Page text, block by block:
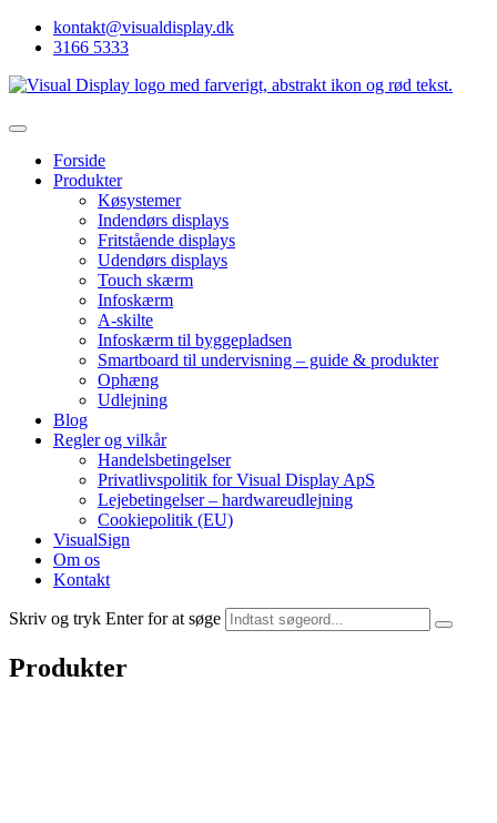
kontakt@visualdisplay.dk
3166 5333
Forside
Produkter
Køsystemer
Indendørs displays
Fritstående displays
Udendørs displays
Touch skærm
Infoskærm
A-skilte
Infoskærm til byggepladsen
Smartboard til undervisning – guide & produkter
Ophæng
Udlejning
Blog
Regler og vilkår
Handelsbetingelser
Privatlivspolitik for Visual Display ApS
Lejebetingelser – hardwareudlejning
Cookiepolitik (EU)
VisualSign
Om os
Kontakt
Skriv og tryk Enter for at søge
Produkter